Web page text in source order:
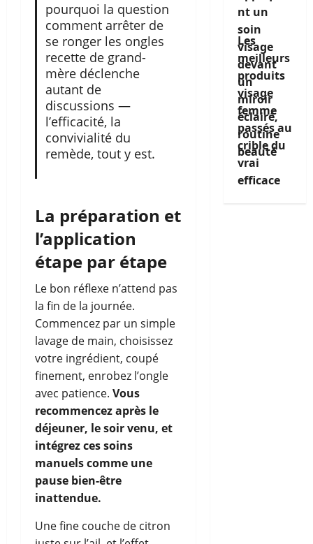
pourquoi la question
comment arrêter de
se ronger les ongles
recette de grand-
mère déclenche
autant de
discussions —
l’efficacité, la
convivialité du
remède, tout y est.
La préparation et
l’application
étape par étape
Le bon réflexe n’attend pas
la fin de la journée.
Commencez par un simple
lavage de main, choisissez
votre ingrédient, coupé
finement, enrobez l’ongle
avec patience. Vous
recommencez après le
déjeuner, le soir venu, et
intégrez ces soins
manuels comme une
pause bien-être
inattendue.
Une fine couche de citron
Les
meilleurs
produits
visage
femme
passés au
crible du
vrai
efficace